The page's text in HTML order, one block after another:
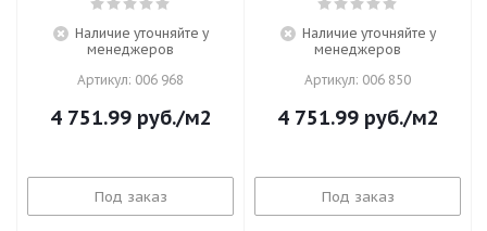
Наличие уточняйте у
менеджеров
Артикул: 006 968
4 751.99руб./м2
Под заказ
Наличие уточняйте у
менеджеров
Артикул: 006 850
4 751.99руб./м2
Под заказ